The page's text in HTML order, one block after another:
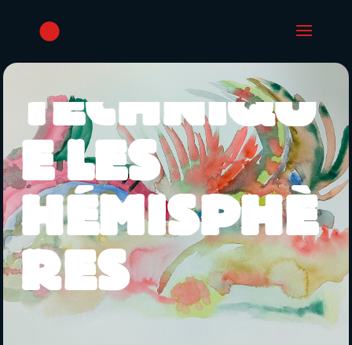
MULTI-
TECHNIQU
E LES
HÉMISPHÈ
RES